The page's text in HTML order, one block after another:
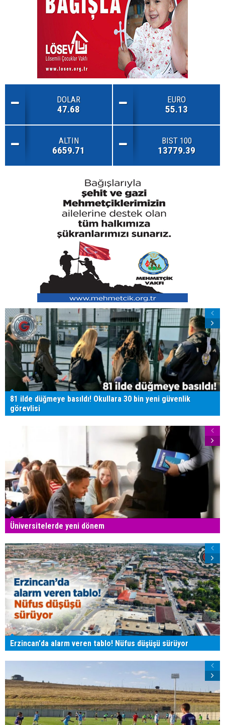
DOLAR
47.68
EURO
55.13
ALTIN
6659.71
BIST 100
13779.39
81 ilde düğmeye basıldı! Okullara 30 bin yeni güvenlik
görevlisi
Üniversitelerde yeni dönem
Erzincan'da alarm veren tablo! Nüfus düşüşü sürüyor